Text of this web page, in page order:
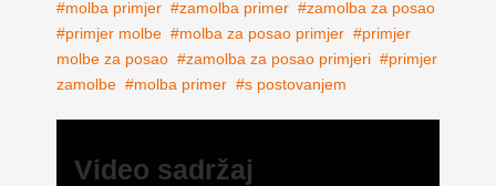
molba primjer
zamolba primer
zamolba za posao
primjer molbe
molba za posao primjer
primjer
molbe za posao
zamolba za posao primjeri
primjer
zamolbe
molba primer s postovanjem
Video sadržaj